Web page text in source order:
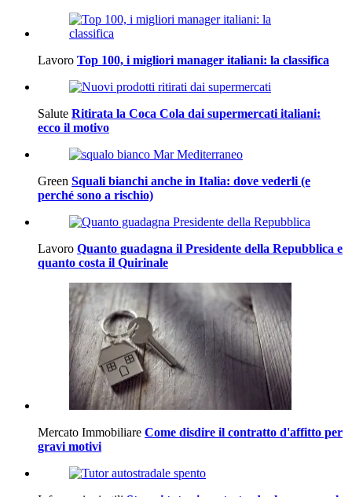
Lavoro Top 100, i migliori manager italiani: la classifica
Salute Ritirata la Coca Cola dai supermercati italiani:
ecco il motivo
Green Squali bianchi anche in Italia: dove vederli (e
perché sono a rischio)
Lavoro Quanto guadagna il Presidente della Repubblica e
quanto costa il Quirinale
Mercato Immobiliare Come disdire il contratto d'affitto per
gravi motivi